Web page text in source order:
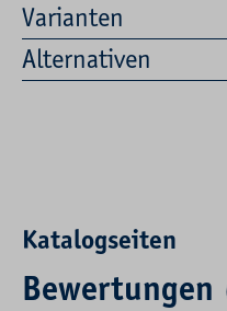
Varianten
Alternativen
Katalogseiten